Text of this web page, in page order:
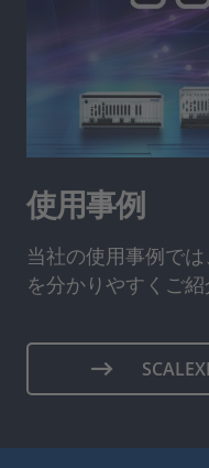
使用事例
当社の使用事例で
を分かりやすくご紹